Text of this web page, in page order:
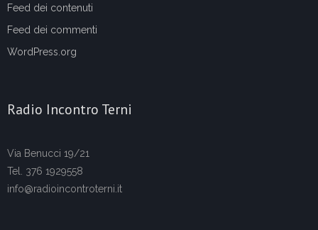
Feed dei contenuti
Feed dei commenti
WordPress.org
Radio Incontro Terni
Via Benucci 19/21
Tel. 376 1929558
info@radioincontroterni.it